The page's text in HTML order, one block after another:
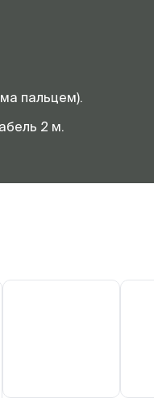
пальцем).
2 м.